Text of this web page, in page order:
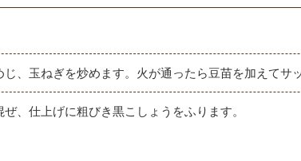
、玉ねぎを炒めます。火が通ったら豆苗を加えてサ
、仕上げに粗びき黒こしょうをふります。